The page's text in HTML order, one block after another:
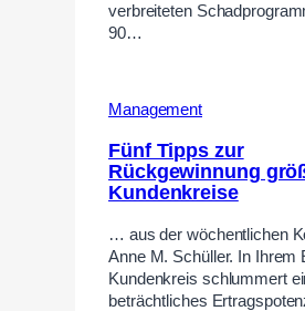
verbreiteten
90…
Management
Fünf Tipps zur
Rückgewinnung
Kundenkreise
… aus der wöchentlichen
Anne M. Schüller. In Ihrem
Kundenkreis schlummert
beträchtliches